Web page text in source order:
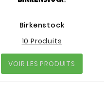
Birkenstock
10 Produits
VOIR LES PRODUITS